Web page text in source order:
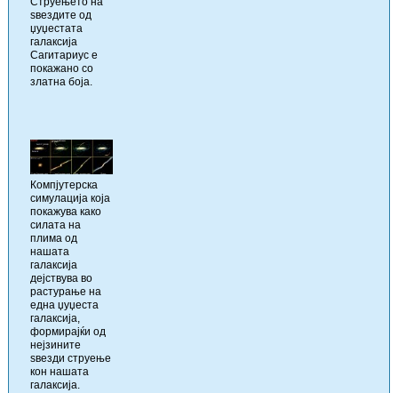
ѕвездите од
џуџестата
галаксија
Сагитариус е
покажано со
златна боја.
Компјутерска
симулација која
покажува како
силата на
плима од
нашата
галаксија
дејствува во
растурање на
една џуџеста
галаксија,
формирајќи од
нејзините
ѕвезди струење
кон нашата
галаксија.